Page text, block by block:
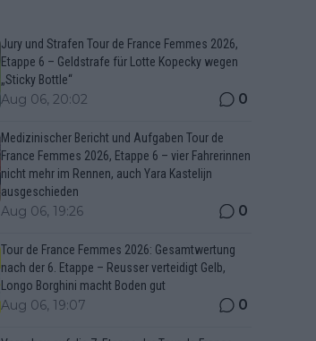
Jury und Strafen Tour de France Femmes 2026,
Etappe 6 – Geldstrafe für Lotte Kopecky wegen
„Sticky Bottle“
Aug 06, 20:02 0
Medizinischer Bericht und Aufgaben Tour de
France Femmes 2026, Etappe 6 – vier Fahrerinnen
nicht mehr im Rennen, auch Yara Kastelijn
ausgeschieden
Aug 06, 19:26 0
Tour de France Femmes 2026: Gesamtwertung
nach der 6. Etappe – Reusser verteidigt Gelb,
Longo Borghini macht Boden gut
Aug 06, 19:07 0